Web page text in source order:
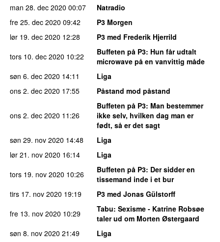
man 28. dec 2020 00:07
Natradio
fre 25. dec 2020 09:42
P3 Morgen
lør 19. dec 2020 12:28
P3 med Frederik Hjerrild
tors 10. dec 2020 10:22 Buffeten på P3: Hun får udtalt
microwave på en vanvittig måde
søn 6. dec 2020 14:11
Liga
ons 2. dec 2020 17:55 Påstand mod påstand
ons 2. dec 2020 11:26
Buffeten på P3: Man bestemmer
ikke selv, hvilken dag man er
født, så er det sagt
søn 29. nov 2020 14:48
Liga
lør 21. nov 2020 16:14
Liga
tors 19. nov 2020 10:26 Buffeten på P3: Der sidder en
tissemand inde i et bur
tirs 17. nov 2020 19:19
P3 med Jonas Gülstorff
fre 13. nov 2020 10:29 Tabu: Sexisme - Katrine Robsøe
taler ud om Morten Østergaard
søn 8. nov 2020 21:49 Liga